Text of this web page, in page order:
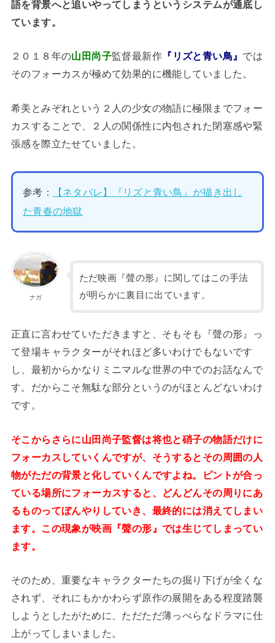
語を背景へと追いやってしまうというシステムが通底し
ています。
２０１８年の山田尚子監督最新作 『リズと青い鳥』 では
そのフォーカスが極めて効果的に機能していました。
希美とみぞれという２人の少女の物語に極限までフォー
カスすることで、２人の関係性に内包された閉塞感や緊
張感を際立たせていました。
参考：
【ネタバレ】『リズと青い鳥』が描き出し
た青春の地獄
ナガ
ただ映画『聲の形』に関してはこの手法
が明らかに裏目に出ています。
正直に言わせていただきますと、そもそも『聲の形』っ
て登場キャラクターがそれほど多いわけでもないです
し、最初からかなりミニマルな世界の中でのお話なんで
す。だからこそ無駄な部分というのがほとんどないわけ
です。
そこからさらに山田尚子監督は将也と硝子の物語だけに
フォーカスしていくんですが、そうするとその周囲の人
物がただの背景と化していくんですよね。ピントが合っ
ている場所にフォーカスすると、どんどんその周りにあ
るものってぼんやりしていき、最終的には消えてしまい
ます。この現象が映画『聲の形』では生じてしまってい
ます。
そのため、重要なキャラクターたちの掘り下げが全くな
されず、それにもかかわらず原作の展開をある程度踏襲
しようとしたがために、ただただ薄っぺらなドラマに仕
上がってしまいました。